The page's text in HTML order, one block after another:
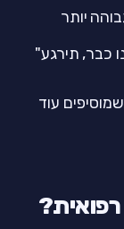
יותר
כבר, תירגע"
עוד